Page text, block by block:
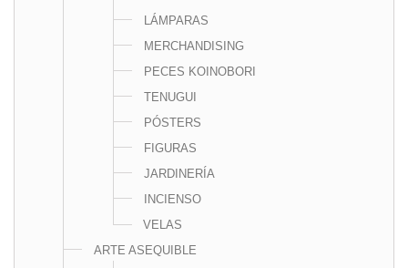
LÁMPARAS
MERCHANDISING
PECES KOINOBORI
TENUGUI
PÓSTERS
FIGURAS
JARDINERÍA
INCIENSO
VELAS
ARTE ASEQUIBLE